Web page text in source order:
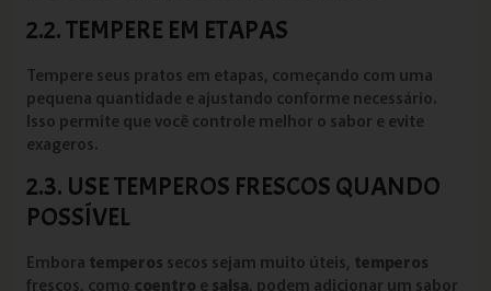
2.2. TEMPERE EM ETAPAS
Tempere seus pratos em etapas, começando com uma
pequena quantidade e ajustando conforme necessário.
Isso permite que você controle melhor o sabor e evite
exageros.
2.3. USE TEMPEROS FRESCOS QUANDO
POSSÍVEL
Embora temperos secos sejam muito úteis, temperos
frescos, como coentro e salsa, podem adicionar um sabor